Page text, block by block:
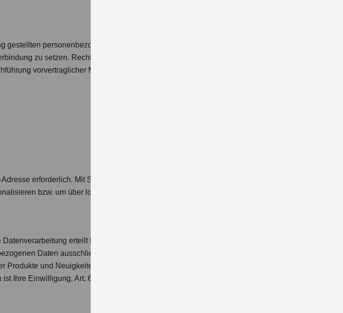
gestellten personenbezogenen Daten ausschließlich dazu,
zu setzen. Rechtsgrundlage für die Verarbeitung Ihrer
vorvertraglicher Maßnahmen, Art. 6 Abs. 1 Buchst. b
erforderlich. Mit Stern (*) gekennzeichnete Felder sind
bzw. um über lokale Angebote zu informieren.
erteilt haben, verarbeiten und speichern wir
Daten ausschließlich dazu, um den Newsletter
und Neuigkeiten rund um SUZUKI zu informieren.
Ihre Einwilligung, Art. 6 Abs. 1 Buchst. a DS-GVO.